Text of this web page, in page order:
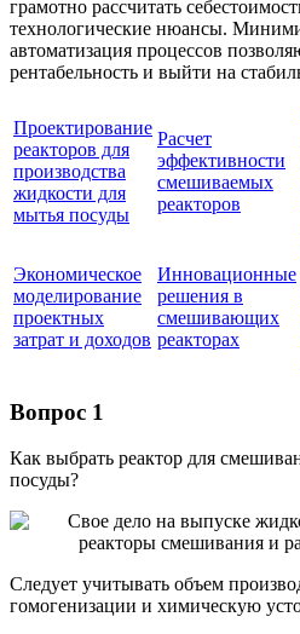
грамотно рассчитать
технологические нюансы.
автоматизация процессов
рентабельность и выйти на
Проектирование
реакторов для
производства
жидкости для
мытья посуды
Расчет
эффективности
смешиваемых
реакторов
Экономическое
моделирование
проектных
затрат и доходов
Инновационные
решения в
смешивающих
реакторах
Вопрос 1
Как выбрать реактор для
посуды?
Следует учитывать объем
гомогенизации и химическую